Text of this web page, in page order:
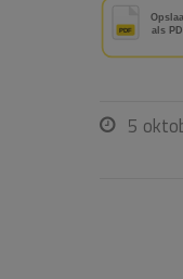
 5